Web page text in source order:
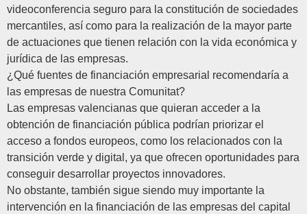
videoconferencia seguro para la constitución de sociedades
mercantiles, así como para la realización de la mayor parte
de actuaciones que tienen relación con la vida económica y
jurídica de las empresas.
¿Qué fuentes de financiación empresarial recomendaría a
las empresas de nuestra Comunitat?
Las empresas valencianas que quieran acceder a la
obtención de financiación pública podrían priorizar el
acceso a fondos europeos, como los relacionados con la
transición verde y digital, ya que ofrecen oportunidades para
conseguir desarrollar proyectos innovadores.
No obstante, también sigue siendo muy importante la
intervención en la financiación de las empresas del capital